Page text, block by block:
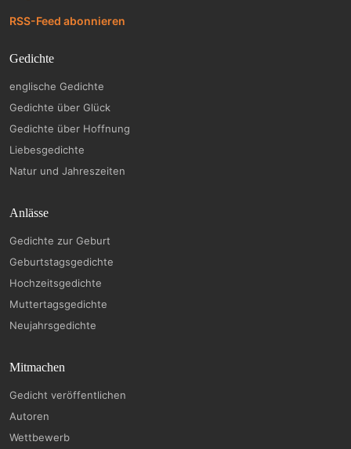
RSS-Feed abonnieren
Gedichte
englische Gedichte
Gedichte über Glück
Gedichte über Hoffnung
Liebesgedichte
Natur und Jahreszeiten
Anlässe
Gedichte zur Geburt
Geburtstagsgedichte
Hochzeitsgedichte
Muttertagsgedichte
Neujahrsgedichte
Mitmachen
Gedicht veröffentlichen
Autoren
Wettbewerb